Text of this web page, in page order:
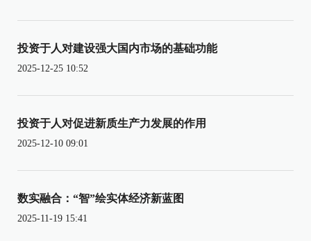
投资于人对建设强大国内市场的基础功能
2025-12-25 10:52
投资于人对促进新质生产力发展的作用
2025-12-10 09:01
数实融合：“智”绘实体经济新蓝图
2025-11-19 15:41